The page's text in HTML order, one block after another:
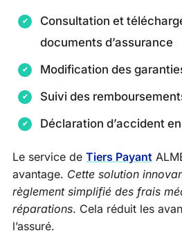
Consultation et
documents d’assurance
Modification des
Suivi des
Déclaration d’accident
Le service de Tiers Payant
avantage. Cette solution
règlement simplifié des frais
réparations. Cela réduit les
l’assuré.